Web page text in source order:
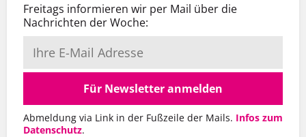
Freitags informieren wir per Mail über die
Nachrichten der Woche:
Für Newsletter anmelden
Abmeldung via Link in der Fußzeile der Mails. Infos zum
Datenschutz.